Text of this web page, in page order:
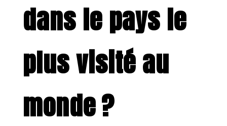
dans le pays le
plus visité au
monde ?